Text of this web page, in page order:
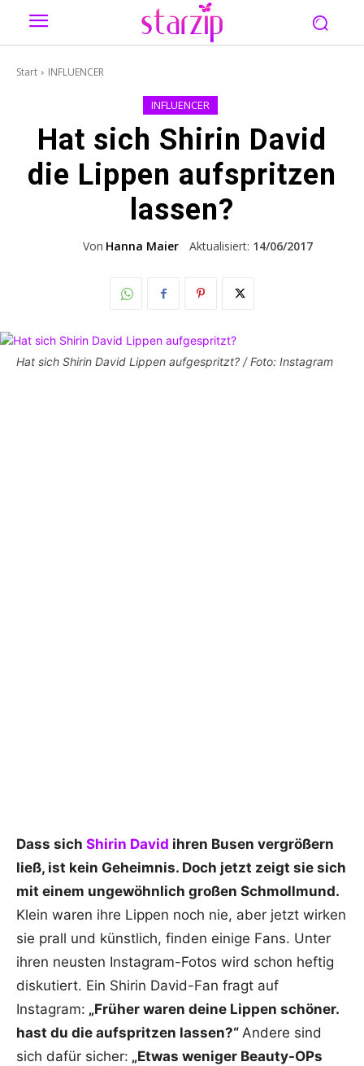
Start INFLUENCER
INFLUENCER
Hat sich Shirin David
die Lippen aufspritzen
lassen?
Von Hanna Maier Aktualisiert: 14/06/2017
Hat sich Shirin David Lippen aufgespritzt? / Foto: Instagram
Dass sich Shirin David ihren Busen vergrößern
ließ, ist kein Geheimnis. Doch jetzt zeigt sie sich
mit einem ungewöhnlich großen Schmollmund.
Klein waren ihre Lippen noch nie, aber jetzt wirken
sie prall und künstlich, finden einige Fans. Unter
ihren neusten Instagram-Fotos wird schon heftig
diskutiert. Ein Shirin David-Fan fragt auf
Instagram: „Früher waren deine Lippen schöner.
hast du die aufspritzen lassen?“ Andere sind
sich dafür sicher: „Etwas weniger Beauty-OPs